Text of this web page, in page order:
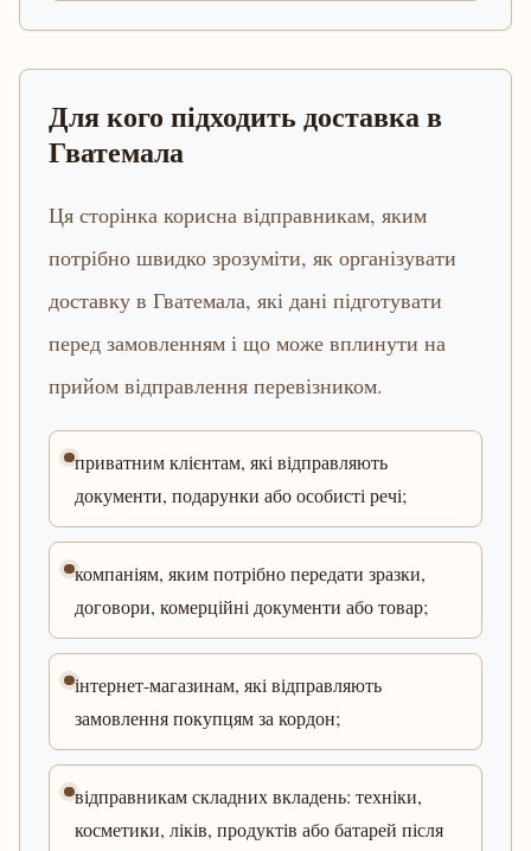
Для кого підходить доставка в
Гватемала
Ця сторінка корисна відправникам, яким
потрібно швидко зрозуміти, як організувати
доставку в Гватемала, які дані підготувати
перед замовленням і що може вплинути на
прийом відправлення перевізником.
приватним клієнтам, які відправляють
документи, подарунки або особисті речі;
компаніям, яким потрібно передати зразки,
договори, комерційні документи або товар;
інтернет-магазинам, які відправляють
замовлення покупцям за кордон;
відправникам складних вкладень: техніки,
косметики, ліків, продуктів або батарей після